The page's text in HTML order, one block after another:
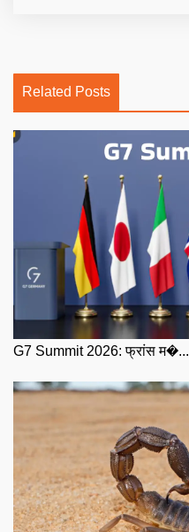
Related Posts
G7 Summit 2026: फ्रांस म�...